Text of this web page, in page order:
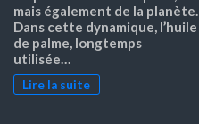
mais également de la planète.
Dans cette dynamique, l’huile
de palme, longtemps
utilisée…
Lire la suite